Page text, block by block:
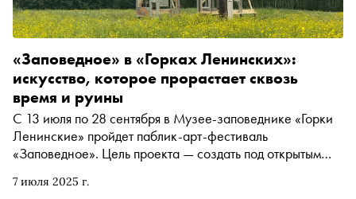
7 июля 2025 г.
«Заповедное» в «Горках Ленинских»:
искусство, которое прорастает сквозь
время и руины
С 13 июля по 28 сентября в Музее-заповеднике «Горки
Ленинские» пройдет паблик-арт-фестиваль
«Заповедное». Цель проекта — создать под открытым
превратить здание исторической конюшни в